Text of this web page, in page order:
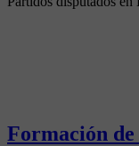
Formación de